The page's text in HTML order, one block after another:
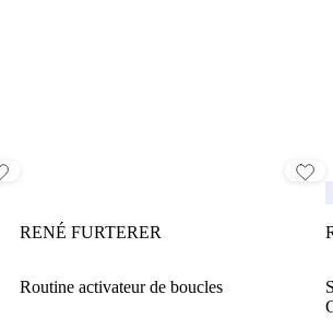
RENÉ FURTERER
Routine activateur de boucles